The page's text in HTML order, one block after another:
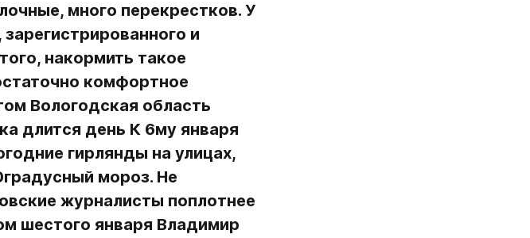
много перекрестков. У
и
накормить такое
комфортное
Вологодская область
длится день К 6му января
гирлянды на улицах,
мороз. Не
журналисты поплотнее
шестого января Владимир